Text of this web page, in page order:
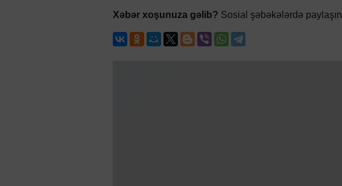
Xəbər xoşunuza gəlib? Sosial şəbəkələrdə paylaşın